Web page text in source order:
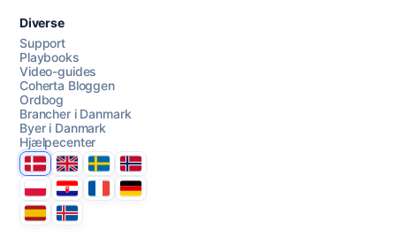
Diverse
Support
Playbooks
Video-guides
Coherta Bloggen
Ordbog
Brancher i Danmark
Byer i Danmark
Hjælpecenter
DanmarkUnited Kingdom
SverigeNorge
PolskaHrvatskaFranceDeutschland
EspanaÍsland